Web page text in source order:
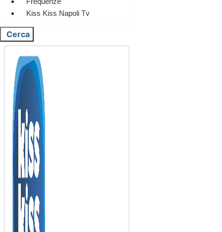
Kiss Kiss Napoli Tv
Cerca